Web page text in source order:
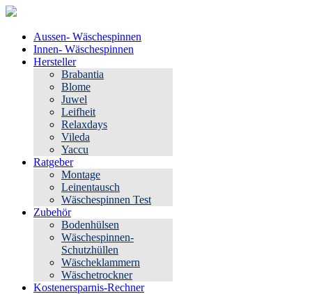
Aussen- Wäschespinnen
Innen- Wäschespinnen
Hersteller
Brabantia
Blome
Juwel
Leifheit
Relaxdays
Vileda
Yaccu
Ratgeber
Montage
Leinentausch
Wäschespinnen Test
Zubehör
Bodenhülsen
Wäschespinnen-
Schutzhüllen
Wäscheklammern
Wäschetrockner
Kostenersparnis-Rechner